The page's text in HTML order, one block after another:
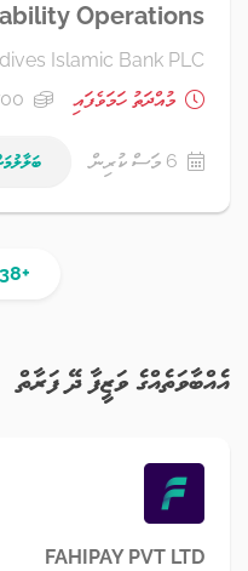
Operations
Islamic Bank PLC
މުއްދަތު ހަމަވެފައި
6 މަސް ކުރިން
+338 އިތުރު ވަޒީފާ
އެއްބާވަތެއްގެ ވަޒީފާ ދޭ ފަރާތް
FAHIPAY PVT LTD